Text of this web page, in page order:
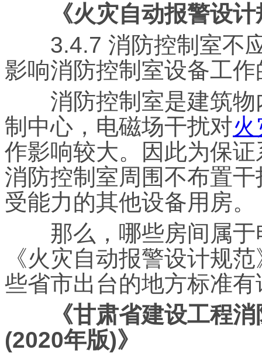
《火灾自动报警设
3.4.7 消防控制室不应
影响消防控制室设备工
消防控制室是建筑物
制中心，电磁场干扰对
作影响较大。因此为保
消防控制室周围不布置
受能力的其他设备用房。
那么，哪些房间属于
《火灾自动报警设计规
些省市出台的地方标准
《甘肃省建设工程
(2020年版)》